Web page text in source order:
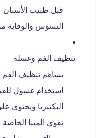
قبل طبيب
التسوس
تنظيف الفم وغسله
يساهم تنظيف
استخدام غسول
البكتيريا ويحتوي
تقوي المينا